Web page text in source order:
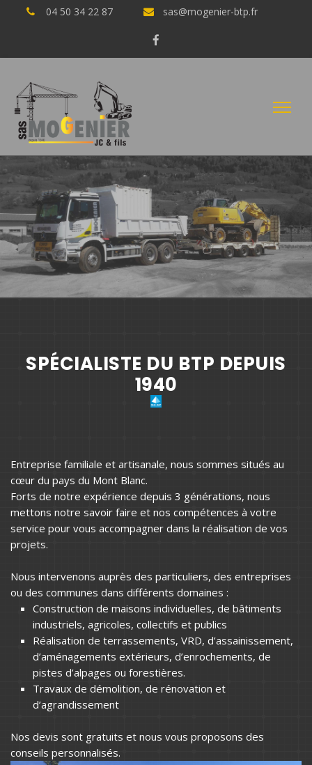
04 50 34 22 87 sas@mogenier-btp.fr
SPÉCIALISTE DU BTP DEPUIS
1940
Entreprise familiale et artisanale, nous sommes situés au
cœur du pays du Mont Blanc.
Forts de notre expérience depuis 3 générations, nous
mettons notre savoir faire et nos compétences à votre
service pour vous accompagner dans la réalisation de vos
projets.
Nous intervenons auprès des particuliers, des entreprises
ou des communes dans différents domaines :
Construction de maisons individuelles, de bâtiments
industriels, agricoles, collectifs et publics
Réalisation de terrassements, VRD, d’assainissement,
d’aménagements extérieurs, d’enrochements, de
pistes d’alpages ou forestières.
Travaux de démolition, de rénovation et
d’agrandissement
Nos devis sont gratuits et nous vous proposons des
conseils personnalisés.